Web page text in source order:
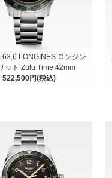
LONGINES ロンジン
ット Zulu Time 42mm
522,500円(税込)